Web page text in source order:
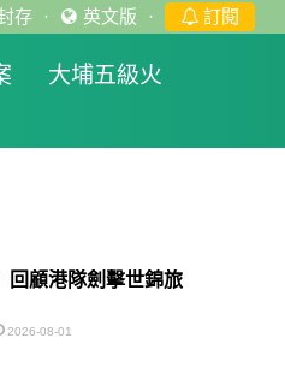
存 · 英文版 · 訂閱
大埔五級火
回顧港隊劍擊世錦旅
2026-08-01